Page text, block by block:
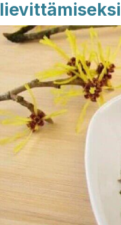
lievittämiseksi